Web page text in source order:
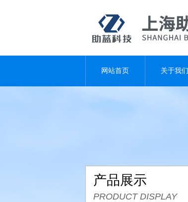
网站首页 关于我们
产品展示
PRODUCT DISPLAY